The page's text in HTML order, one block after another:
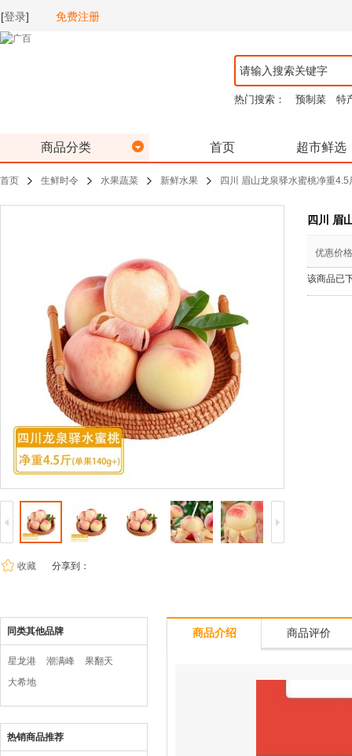
[登录] 免费注册
热门搜索： 预制菜 特
商品分类 首页 超市鲜选
首页 生鲜时令 水果蔬菜 新鲜水果 四川 眉山龙泉驿水蜜桃净重
收藏 分享到：
四川 眉
优惠价
该商品已
同类其他品牌
星龙港 潮满峰
果翻天
大希地
热销商品推荐
商品介绍 商品评价